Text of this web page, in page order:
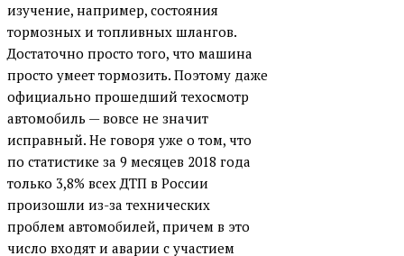
изучение, например, состояния
тормозных и топливных шлангов.
Достаточно просто того, что машина
просто умеет тормозить. Поэтому даже
официально прошедший техосмотр
автомобиль — вовсе не значит
исправный. Не говоря уже о том, что
по статистике за 9 месяцев 2018 года
только 3,8% всех ДТП в России
произошли из-за технических
проблем автомобилей, причем в это
число входят и аварии с участием